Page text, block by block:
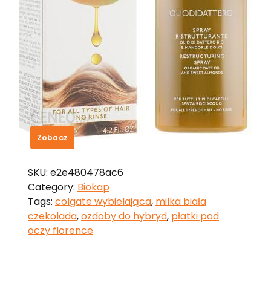
Lab Pharma Agnieszka
Lewandowska Biokap
Olidiodattero, Spray 125 Ml
99,05zł
Zobacz
SKU: e2e480478ac6
Category: Biokap
Tags: colgate wybielająca, milka biała
czekolada,ozdoby do hybryd, płatki pod
oczy florence